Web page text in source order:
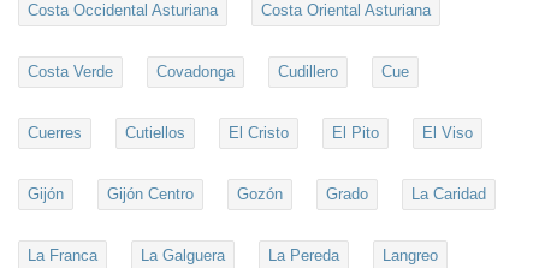
Costa Occidental Asturiana Costa Oriental Asturiana
Costa Verde Covadonga Cudillero Cue
Cuerres Cutiellos El Cristo El Pito El Viso
Gijón Gijón Centro Gozón Grado La Caridad
La Franca La Galguera La Pereda Langreo